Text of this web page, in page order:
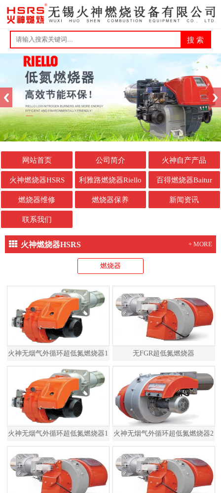
网站首页 公司简介 火神自产产品
火神燃烧器HSRS 利雅路燃烧器Riello 百得燃烧器Baitur
燃烧器维修 燃烧器保养 新闻资讯
联系我们
火神燃烧器HSRS + MORE
燃烧器
火神无烟气外循环超低氮燃烧器1 无FGR超低氮燃烧器
火神无烟气外循环超低氮燃烧器1 火神无烟气外循环超低氮燃烧器2